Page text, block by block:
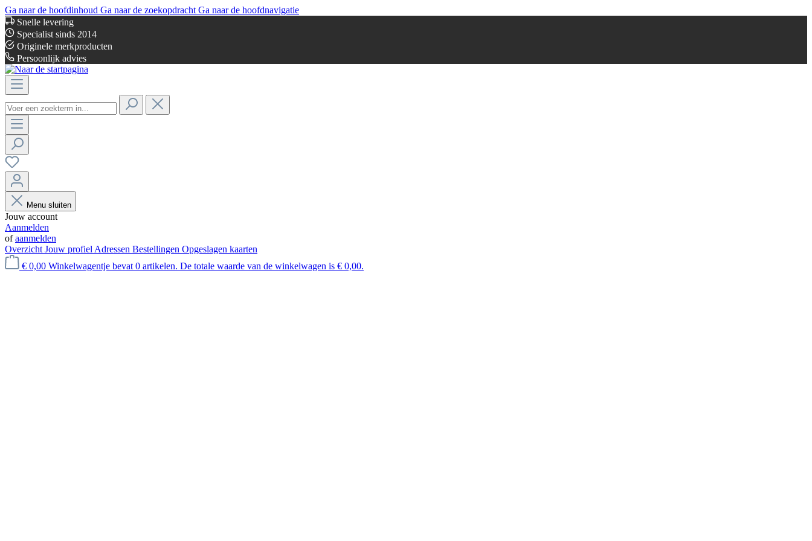
Ga naar de hoofdinhoud Ga naar de zoekopdracht Ga naar de hoofdnavigatie
Snelle levering
Specialist sinds 2014
Originele merkproducten
Persoonlijk advies
Menu sluiten
Jouw account
Aanmelden
ofaanmelden
Overzicht Jouw profiel Adressen Bestellingen Opgeslagen kaarten
€ 0,00 Winkelwagentje bevat 0 artikelen. De totale waarde van de winkelwagen is € 0,00.